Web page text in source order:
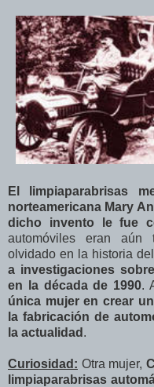
El limpiaparabrisas
norteamericana Mary
dicho invento le fue
automóviles eran aún
olvidado en la historia
a investigaciones
en la década de 1990.
única mujer en crear
la fabricación de
la actualidad .
Curiosidad: Otra mujer,
limpiaparabrisas